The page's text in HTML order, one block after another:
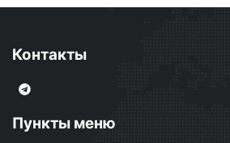
Контакты
Пункты меню